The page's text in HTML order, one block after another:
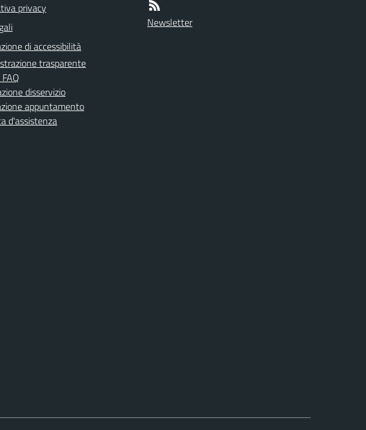
privacy
di accessibilità
trasparente
disservizio
appuntamento
d'assistenza
Newsletter